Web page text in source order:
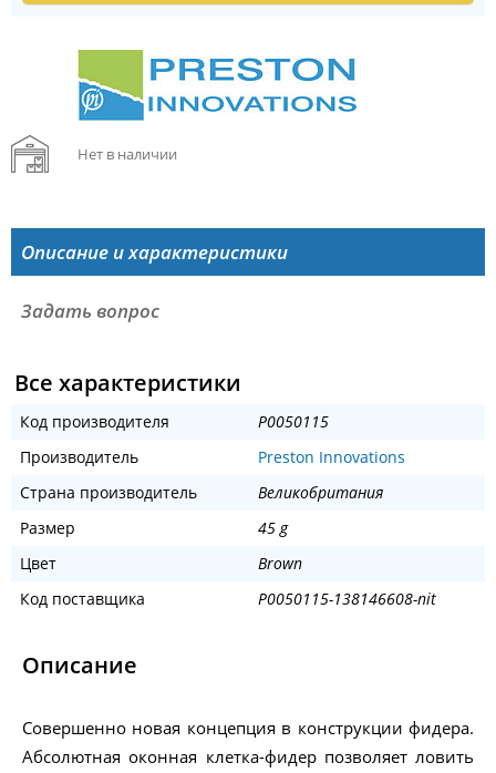
Нет в наличии
Описание и характеристики
Задать вопрос
Все характеристики
Код производителя
P0050115
Производитель
Preston Innovations
Страна производитель
Великобритания
Размер
45 g
Цвет
Brown
Код поставщика
P0050115-138146608-nit
Описание
Совершенно новая концепция в конструкции фидера.
Абсолютная оконная клетка-фидер позволяет ловить